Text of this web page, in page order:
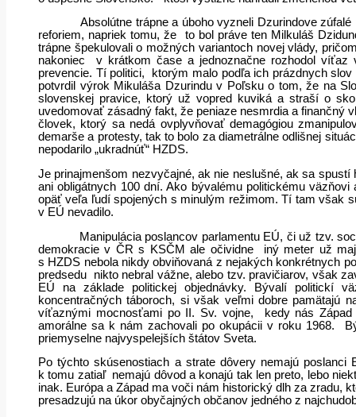
Absolútne trápne a úboho vyzneli Dzurindove
reforiem, napriek tomu, že
to bol práve ten Milkuláš
trápne špekulovali o možných variantoch novej vlády,
nakoniec
v krátkom čase a jednoznačne rozhodol víťaz
prevencie. Tí politici,
ktorým malo podľa ich prázdnych
potvrdil výrok Mikuláša Dzurindu v Poľsku o tom, že na
slovenskej pravice, ktorý už vopred kuviká a straší o
uvedomovať zásadný fakt, že peniaze nesmrdia a finančný
človek, ktorý sa nedá ovplyvňovať demagógiou
demarše a protesty, tak to bolo za diametrálne odlišnej
nepodarilo „ukradnúť“ HZDS.
Je prinajmenšom nezvyčajné, ak nie neslušné, ak sa
ani obligátnych 100 dní. Ako bývalému politickému
opäť veľa ľudí spojených s minulým režimom. Tí tam však
v EÚ nevadilo.
Manipulácia poslancov parlamentu EÚ, či už tzv.
demokracie v ČR s KSČM ale očividne
iný meter už
s HZDS nebola nikdy obviňovaná z nejakých konkrétnych
predsedu nikto nebral vážne, alebo tzv. pravičiarov, však
EÚ na základe politickej objednávky. Bývalí politickí
koncentračných táboroch, si však veľmi dobre pamätajú
víťaznými mocnosťami po II. Sv. vojne,
kedy nás
amorálne sa k nám zachovali po okupácii v roku 1968.
priemyselne najvyspelejších štátov Sveta.
Po týchto skúsenostiach a strate dôvery nemajú
k tomu zatiaľ nemajú dôvod a konajú tak len preto, lebo
inak. Európa a Západ ma voči nám historický dlh za zradu,
presadzujú na úkor obyčajných občanov jedného z